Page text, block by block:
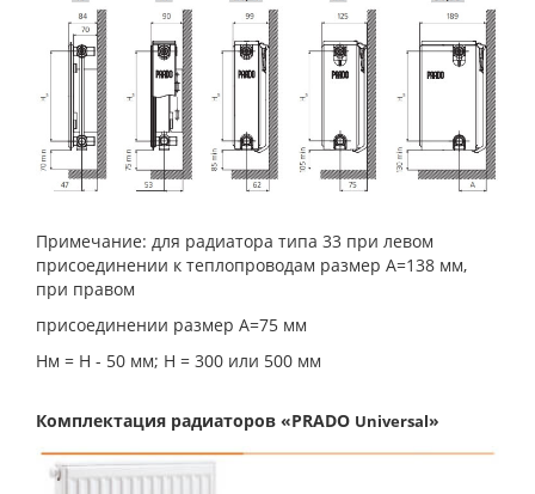
Примечание: для радиатора типа 33 при левом
присоединении к теплопроводам размер А=138 мм,
при правом
присоединении размер А=75 мм
Нм = Н - 50 мм; Н = 300 или 500 мм
Комплектация радиаторов «PRADO Universal»